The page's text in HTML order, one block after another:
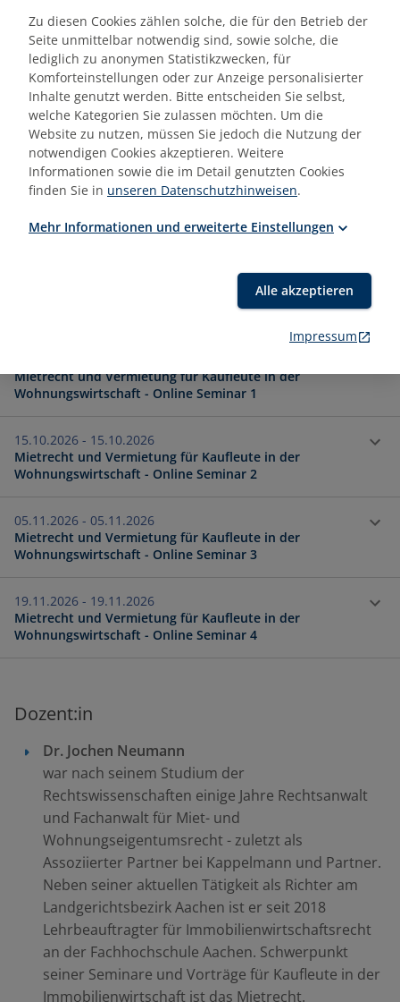
Sonstiges
Sie haben ab sofort die Möglichkeit, den NRW
Bildungsscheck 2.0 für Ihre berufliche Weiterbildung zu
beantragen. Nähere Informationen und ein
entsprechendes Antragsformular finden Sie unter
Bildungsscheck 2.0
Mietrecht und Vermietung für Kaufleute in der Wohna
Mietrecht und Vermietung für Kaufleute in der
Wohnungswirtschaft - Online Seminar 1
15.10.2026 - 15.10.2026
Mietrecht und Vermietung für Kaufleute in der
Wohnungswirtschaft - Online Seminar 2
05.11.2026 - 05.11.2026
Mietrecht und Vermietung für Kaufleute in der
Wohnungswirtschaft - Online Seminar 3
19.11.2026 - 19.11.2026
Mietrecht und Vermietung für Kaufleute in der
Wohnungswirtschaft - Online Seminar 4
Dozent:in
Dr. Jochen Neumann
war nach seinem Studium der
Rechtswissenschaften einige Jahre Rechtsanwalt
und Fachanwalt für Miet- und
Wohnungseigentumsrecht - zuletzt als
Assoziierter Partner bei Kappelmann und Partner.
Neben seiner aktuellen Tätigkeit als Richter am
Landgerichtsbezirk Aachen ist er seit 2018
Lehrbeauftragter für Immobilienwirtschaftsrecht
an der Fachhochschule Aachen. Schwerpunkt
seiner Seminare und Vorträge für Kaufleute in der
Immobilienwirtschaft ist das Mietrecht.
Zu diesen Cookies zählen solche, die für den Betrieb der
Seite unmittelbar notwendig sind, sowie solche, die
lediglich zu anonymen Statistikzwecken, für
Komforteinstellungen oder zur Anzeige personalisierter
Inhalte genutzt werden. Bitte entscheiden Sie selbst,
welche Kategorien Sie zulassen möchten. Um die
Website zu nutzen, müssen Sie jedoch die Nutzung der
notwendigen Cookies akzeptieren. Weitere
Informationen sowie die im Detail genutzten Cookies
finden Sie in unseren Datenschutzhinweisen.
Mehr Informationen und erweiterte Einstellungen
Alle akzeptieren
Impressum